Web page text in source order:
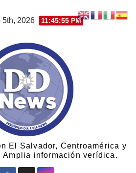
5th, 2026 11:45:56 PM
El Salvador, Centroamérica y
Amplia información verídica.